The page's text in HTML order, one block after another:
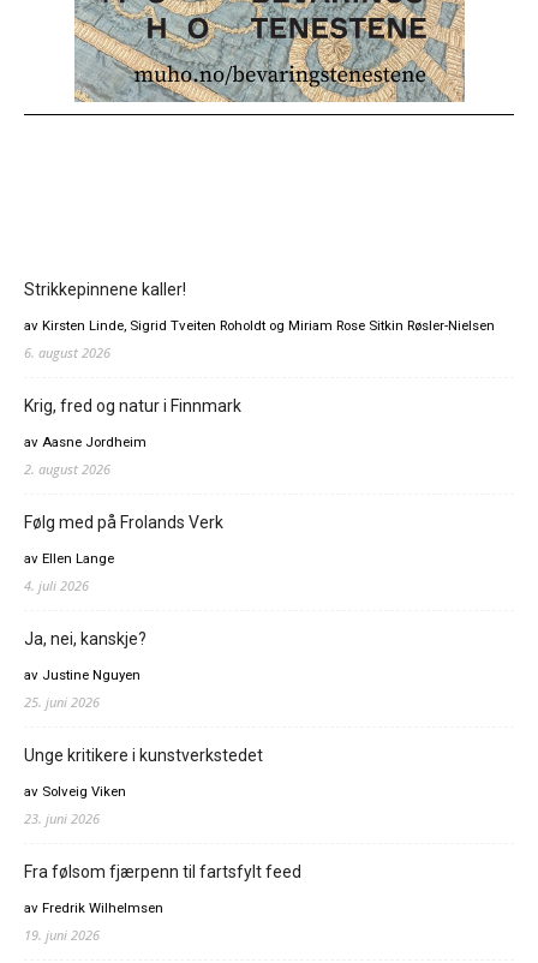
Strikkepinnene kaller!
av Kirsten Linde, Sigrid Tveiten Roholdt og Miriam Rose Sitkin Røsler-Nielsen
6. august 2026
Krig, fred og natur i Finnmark
av Aasne Jordheim
2. august 2026
Følg med på Frolands Verk
av Ellen Lange
4. juli 2026
Ja, nei, kanskje?
av Justine Nguyen
25. juni 2026
Unge kritikere i kunstverkstedet
av Solveig Viken
23. juni 2026
Fra følsom fjærpenn til fartsfylt feed
av Fredrik Wilhelmsen
19. juni 2026